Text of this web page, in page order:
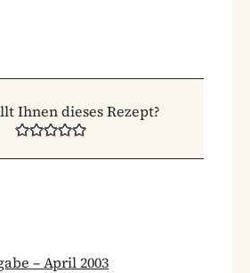
Ihnen dieses Rezept?
– April 2003